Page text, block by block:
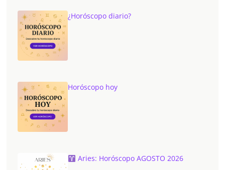
¿Horóscopo diario?
Horóscopo hoy
Aries: Horóscopo AGOSTO 2026